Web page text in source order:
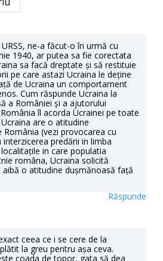
ne-a făcut-o în urmă cu
1940, ar putea sa fie corectata
sa facă dreptate și să restituie
pe care astazi Ucraina le deține
de Ucraina un comportament
Cum răspunde Ucraina la
a României și a ajutorului
îl acorda Ucrainei pe toate
are o atitudine
(vezi provocarea cu
predării in limba
in care populatia
româna, Ucraina solicită
aibă o atitudine dușmănoasă față
Răspunde
ceea ce i se cere de la
la greu pentru așa ceva.
coada de topor, gata să dea